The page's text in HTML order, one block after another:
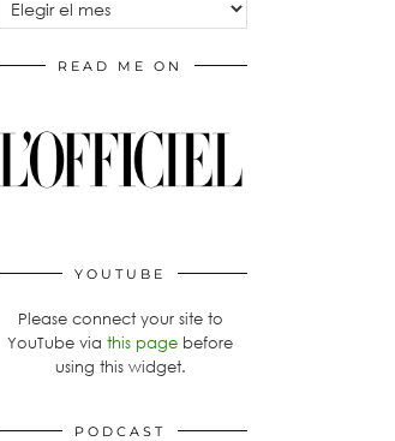
READ ME ON
YOUTUBE
Please connect your site to
YouTube viathis page before
using this widget.
PODCAST